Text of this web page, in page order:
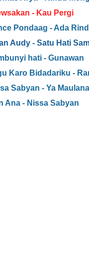
- Kau Pergi
Pondaag - Ada
Audy - Satu Hati
hati - Gunawan
Karo Bidadariku -
Sabyan - Ya Maulana
Ana - Nissa Sabyan